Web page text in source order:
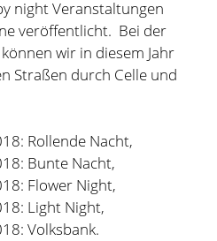
night Veranstaltungen
veröffentlicht. Bei der
können wir in diesem Jahr
Straßen durch Celle und
Rollende Nacht,
Bunte Nacht,
Flower Night,
Light Night,
Volksbank.